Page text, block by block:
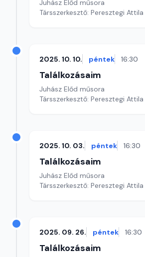
Juhász Előd műsora
Társszerkesztő: Peresztegi Attila
2025. 10. 10. péntek 16:30
Találkozásaim
Juhász Előd műsora
Társszerkesztő: Peresztegi Attila
2025. 10. 03. péntek 16:30
Találkozásaim
Juhász Előd műsora
Társszerkesztő: Peresztegi Attila
2025. 09. 26. péntek 16:30
Találkozásaim